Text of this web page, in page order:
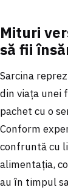
Mituri
să fii
Sarcina
din viața unei
pachet cu o
Conform
confruntă cu
alimentația,
au în timpul